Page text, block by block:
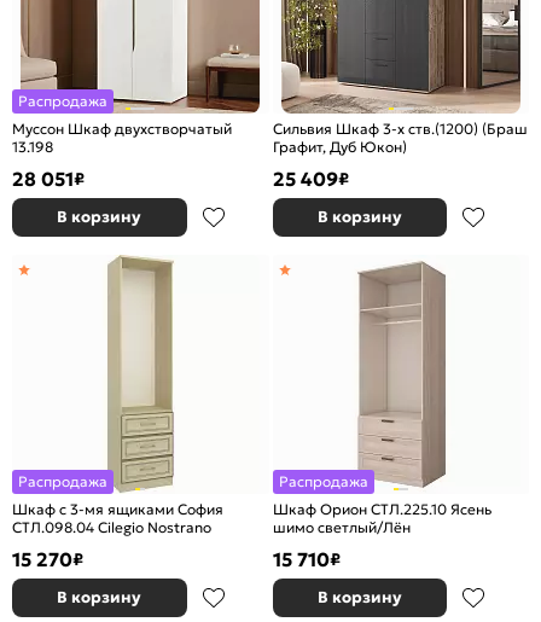
Распродажа
Муссон Шкаф двухстворчатый
13.198
28 051₽
В корзину
Сильвия Шкаф 3-х ств.(1200) (Браш
Графит, Дуб Юкон)
25 409₽
В корзину
Распродажа
Шкаф с 3-мя ящиками София
СТЛ.098.04 Cilegio Nostrano
15 270₽
В корзину
Распродажа
Шкаф Орион СТЛ.225.10 Ясень
шимо светлый/Лён
15 710₽
В корзину